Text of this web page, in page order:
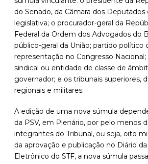
do Senado, da Câmara dos Deputados
legislativa; o procurador-geral da
Federal da Ordem dos Advogados do
público-geral da União; partido político
representação no Congresso
sindical ou entidade de classe de
governador; e os tribunais superiores,
regionais e militares.
A edição de uma nova súmula
da PSV, em Plenário, por pelo menos
integrantes do Tribunal, ou seja, oito
da aprovação e publicação no Diário
Eletrônico do STF, a nova súmula